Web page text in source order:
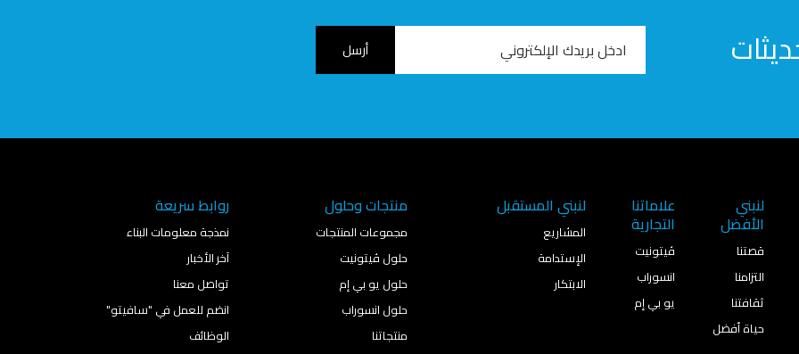
Address
لنبني
الأفضل
قصتنا
التزامنا
ثقافتنا
حياة أفضل
علاماتنا
التجارية
ڤيتونيت
انسوراب
يو بي إم
لنبني المستقبل
المشاريع
الإستدامة
الابتكار
منتجات وحلول
مجموعات المنتجات
حلول ڤيتونيت
حلول يو بي إم
حلول انسوراب
منتجاتنا
روابط سريعة
نمذجة معلومات البناء
آخر الأخبار
تواصل معنا
انضم للعمل في "سافيتو"
الوظائف